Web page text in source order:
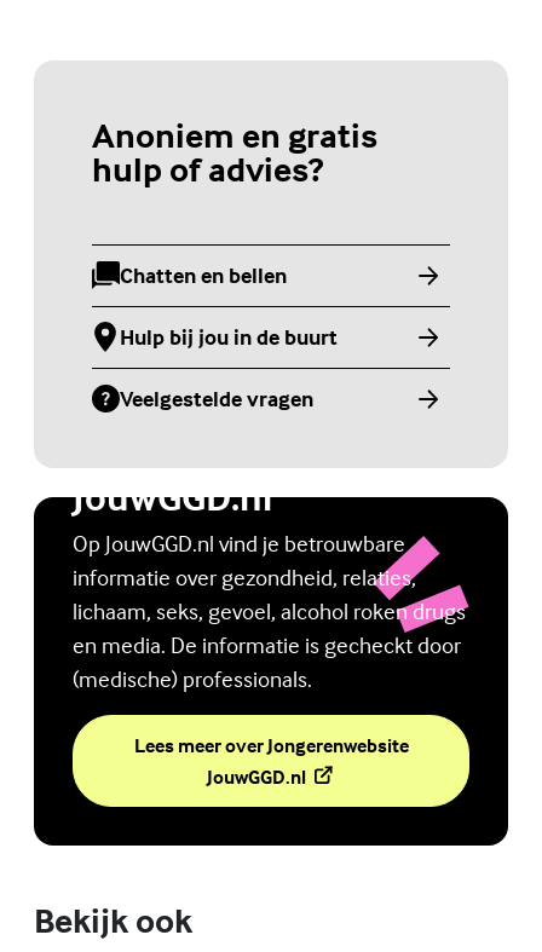
Anoniem en gratis
hulp of advies?
Chatten en bellen
(Externe link)
Hulp bij jou in de buurt
(Externe link)
Veelgestelde vragen
(Externe link)
Jongerenwebsite
JouwGGD.nl
Op JouwGGD.nl vind je betrouwbare
informatie over gezondheid, relaties,
lichaam, seks, gevoel, alcohol roken drugs
en media. De informatie is gecheckt door
(medische) professionals.
Lees meer over Jongerenwebsite
JouwGGD.nl(Externe link)
Bekijk ook
Online zelfhulptraining - Wie ben ik?